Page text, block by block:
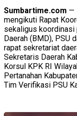
Sumbartime.com —
mengikuti Rapat
sekaligus koordinasi
Daerah (BMD), PSU
rapat sekretariat
Sekretaris Daerah
Korsul KPK RI
Pertanahan
Tim Verifikasi PSU